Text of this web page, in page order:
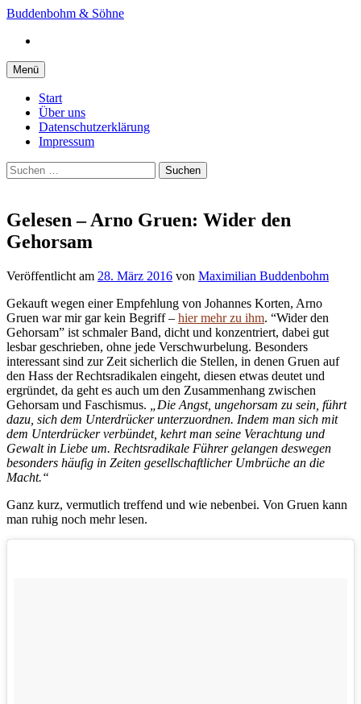
Springe
Inhalt
Buddenbohm & Söhne
Menü
Start
Über uns
Datenschutzerklärung
Impressum
Suchen
nach:
Gelesen – Arno Gruen: Wider den
Gehorsam
Veröffentlicht am 28. März 2016 von Maximilian Buddenbohm
Gekauft wegen einer Empfehlung von Johannes Korten, Arno
Gruen war mir gar kein Begriff – hier mehr zu ihm. “Wider den
Gehorsam” ist schmaler Band, dicht und konzentriert, dabei gut
lesbar geschrieben, ohne jede Verschwurbelung. Besonders
interessant sind zur Zeit sicherlich die Stellen, in denen Gruen auf
den Hass der Rechtsradikalen eingeht, diesen etwas deutet und
ergründet, da geht es auch um den Zusammenhang zwischen
Gehorsam und Faschismus. „Die Angst, ungehorsam zu sein, führt
dazu, sich dem Unterdrücker unterzuordnen. Indem man sich mit
dem Unterdrücker verbündet, kehrt man seine Verachtung und
Gewalt in Liebe um. Rechtsradikale Führer gelangen deswegen
besonders häufig in Zeiten gesellschaftlicher Umbrüche an die
Macht.“
Ganz kurz, vermutlich treffend und wie nebenbei. Von Gruen kann
man ruhig noch mehr lesen.